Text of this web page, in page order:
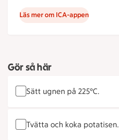
Läs mer om ICA-appen
Gör så här
Sätt ugnen på 225°C.
Tvätta och koka potatisen.